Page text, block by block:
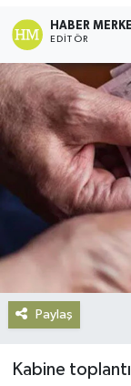
HABER
EDITÖR
Paylaş
Kabine
Ekonomi
Genel
Gündem
Haberde
Kültür-
Magazin
Son
Haber